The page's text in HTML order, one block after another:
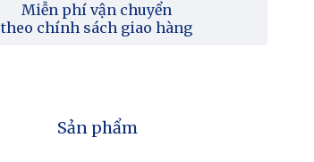
Miễn phí vận chuyển
theo chính sách giao hàng
Sản phẩm